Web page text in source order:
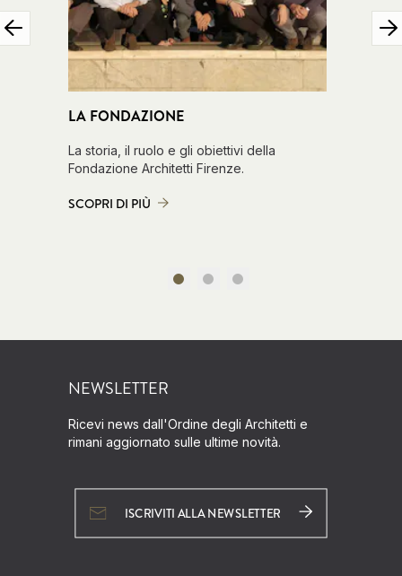
LA FONDAZIONE
La storia, il ruolo e gli obiettivi della
Fondazione Architetti Firenze.
SCOPRI DI PIÙ
NEWSLETTER
Ricevi news dall'Ordine degli Architetti e
rimani aggiornato sulle ultime novità.
ISCRIVITI ALLA NEWSLETTER